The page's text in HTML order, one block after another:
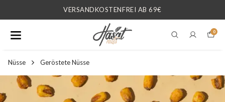
VERSANDKOSTENFREI AB 69€
0
Nüsse Geröstete Nüsse